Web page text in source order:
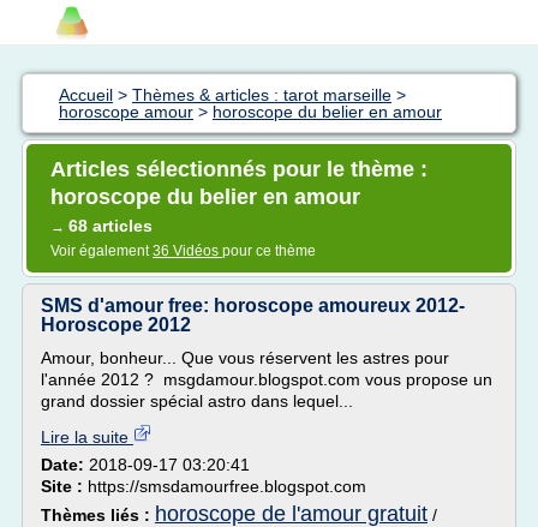
Accueil > Thèmes & articles : tarot marseille >
horoscope amour > horoscope du belier en amour
Articles sélectionnés pour le thème :
horoscope du belier en amour
→ 68 articles
Voir également36 Vidéos pour ce thème
SMS d'amour free: horoscope amoureux 2012-
Horoscope 2012
Amour, bonheur... Que vous réservent les astres pour
l'année 2012 ? msgdamour.blogspot.com vous propose un
grand dossier spécial astro dans lequel...
Lire la suite
Date: 2018-09-17 03:20:41
Site : https://smsdamourfree.blogspot.com
Thèmes liés : horoscope de l'amour gratuit /